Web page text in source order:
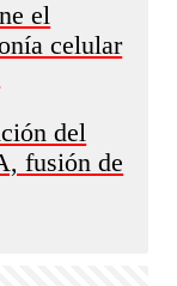
el
celular
del
fusión de